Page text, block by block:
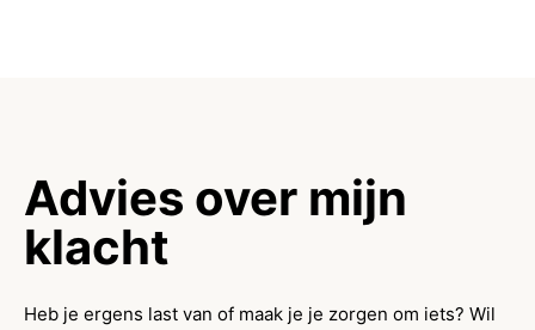
Advies over mijn
klacht
Heb je ergens last van of maak je je zorgen om iets? Wil